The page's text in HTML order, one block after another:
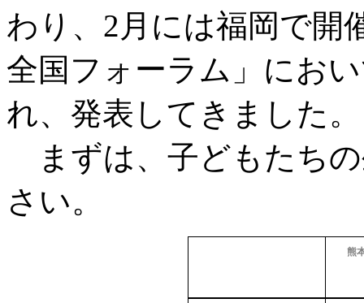
わり、2月には福岡で開
全国フォーラム」にお
れ、発表してきました。
まずは、子どもたち
さい。
熊